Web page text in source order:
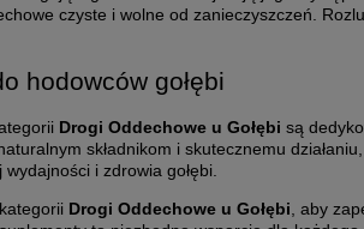
czyste i wolne od zanieczyszczeń.
hodowców gołębi
Drogi Oddechowe u Gołębi są
składnikom i skutecznemu
i zdrowia gołębi.
Drogi Oddechowe u Gołębi, aby